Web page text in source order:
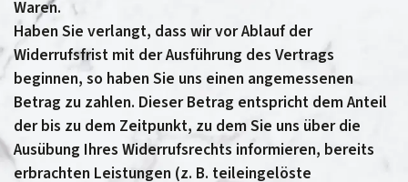
Waren.
Haben Sie verlangt, dass wir vor Ablauf der
Widerrufsfrist mit der Ausführung des Vertrags
beginnen, so haben Sie uns einen angemessenen
Betrag zu zahlen. Dieser Betrag entspricht dem Anteil
der bis zu dem Zeitpunkt, zu dem Sie uns über die
Ausübung Ihres Widerrufsrechts informieren, bereits
erbrachten Leistungen (z. B. teileingelöste